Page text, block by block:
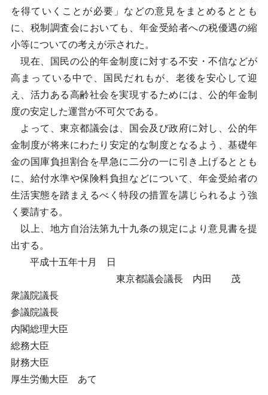
を得ていくことが必要」などの意見をまとめるととも
に、税制調査会においても、年金受給者への税優遇の縮
小等についての考えが示された。
現在、国民の公的年金制度に対する不安・不信などが
高まっている中で、国民だれもが、老後を安心して迎
え、活力ある高齢社会を実現するためには、公的年金制
度の安定した運営が不可欠である。
よって、東京都議会は、国会及び政府に対し、公的年
金制度が将来にわたり安定的な制度となるよう、基礎年
金の国庫負担割合を早急に二分の一に引き上げるととも
に、給付水準や保険料負担などについて、年金受給者の
生活実態を踏まえるべく特段の措置を講じられるよう強
く要請する。
以上、地方自治法第九十九条の規定により意見書を提
出する。
平成十五年十月 日
東京都議会議長 内田 茂
衆議院議長
参議院議長
内閣総理大臣
総務大臣
財務大臣
厚生労働大臣 あて